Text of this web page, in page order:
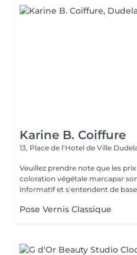
Karine B. Coiffure
13, Place de l'Hotel de Ville
Veuillez prendre note que les
coloration végétale marcapar sont communiqués à titre
informatif et s'entendent de
Pose Vernis Classique